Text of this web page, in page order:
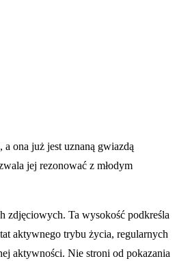
ona już jest uznaną gwiazdą
jej rezonować z młodym
zdjęciowych. Ta wysokość podkreśla
aktywnego trybu życia, regularnych
aktywności. Nie stroni od pokazania